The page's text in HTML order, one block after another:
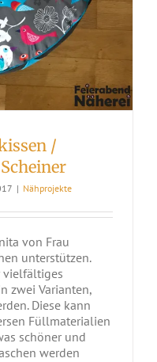
/
| Nähprojekte
von Frau
unterstützen.
vielfältiges
zwei Varianten,
Diese kann
Füllmaterialien
schöner und
werden